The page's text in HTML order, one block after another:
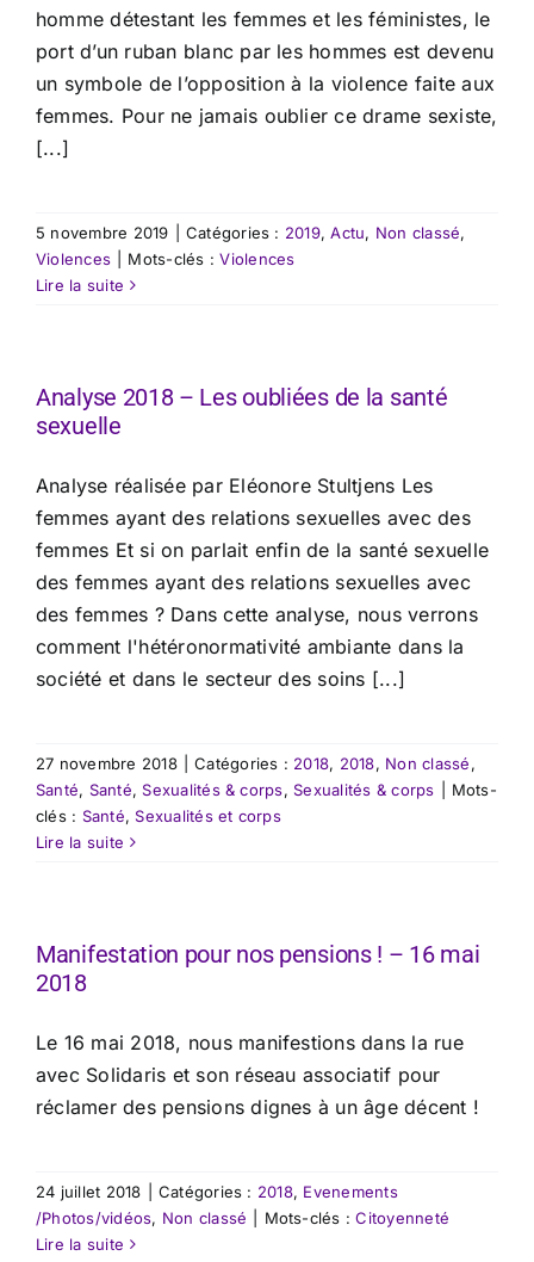
homme détestant les femmes et les féministes, le
port d’un ruban blanc par les hommes est devenu
un symbole de l’opposition à la violence faite aux
femmes. Pour ne jamais oublier ce drame sexiste,
[...]
5 novembre 2019 Catégories : 2019,Actu, Non classé,
Violences
Mots-clés :Violences
Lire la suite
Analyse 2018 – Les oubliées de la santé
sexuelle
Analyse réalisée par Eléonore Stultjens Les
femmes ayant des relations sexuelles avec des
femmes Et si on parlait enfin de la santé sexuelle
des femmes ayant des relations sexuelles avec
des femmes ? Dans cette analyse, nous verrons
comment l'hétéronormativité ambiante dans la
société et dans le secteur des soins [...]
27 novembre 2018 Catégories : 2018, 2018, Non classé,
Santé, Santé,Sexualités & corps,Sexualités & corps
Mots-
clés : Santé,Sexualités et corps
Lire la suite
Manifestation pour nos pensions ! – 16 mai
2018
Le 16 mai 2018, nous manifestions dans la rue
avec Solidaris et son réseau associatif pour
réclamer des pensions dignes à un âge décent !
24 juillet 2018 Catégories : 2018, Evenements
/Photos/vidéos, Non classé Mots-clés :Citoyenneté
Lire la suite